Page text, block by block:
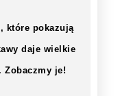
które pokazują
daje wielkie
Zobaczmy je!